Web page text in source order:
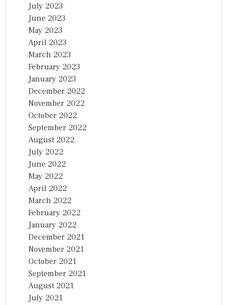
July 2023
June 2023
May 2023
April 2023
March 2023
February 2023
January 2023
December 2022
November 2022
October 2022
September 2022
August 2022
July 2022
June 2022
May 2022
April 2022
March 2022
February 2022
January 2022
December 2021
November 2021
October 2021
September 2021
August 2021
July 2021